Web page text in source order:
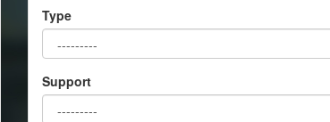
Type
Support